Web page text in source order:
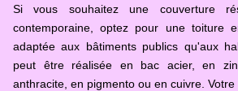
Si vous souhaitez une couverture
contemporaine, optez pour une toiture
adaptée aux bâtiments publics qu'aux
peut être réalisée en bac acier, en
anthracite, en pigmento ou en cuivre.